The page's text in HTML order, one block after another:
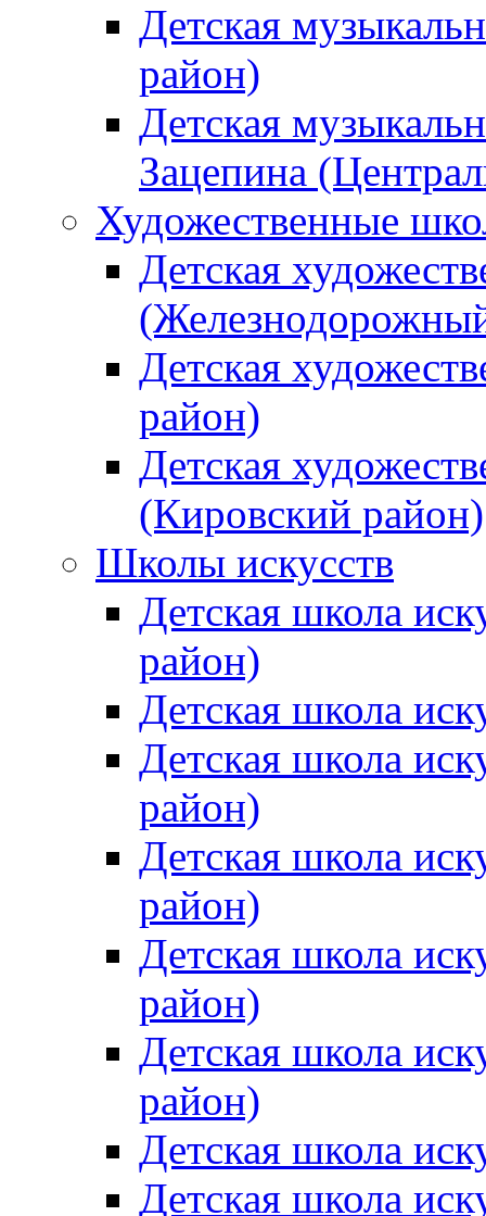
Детская
район)
Детская
Зацепина
Художественные
Детская
Детская
район)
Детская
(Кировский район)
Школы искусств
Детская школа
район)
Детская школа
Детская школа
район)
Детская школа
район)
Детская школа
район)
Детская школа
район)
Детская школа
Детская школа